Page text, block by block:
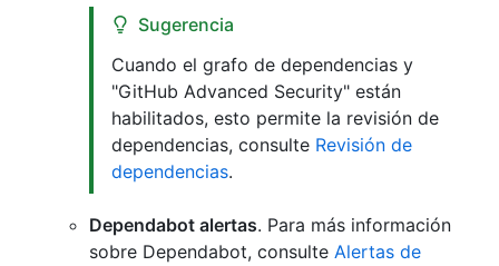
Sugerencia
Cuando el grafo de dependencias y
"GitHub Advanced Security" están
habilitados, esto permite la revisión de
dependencias, consulte Revisión de
dependencias.
Dependabot alertas. Para más información
sobre Dependabot, consulte Alertas de